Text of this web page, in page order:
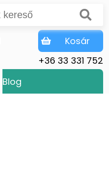
+36 33 331 752
Kosár
Blog